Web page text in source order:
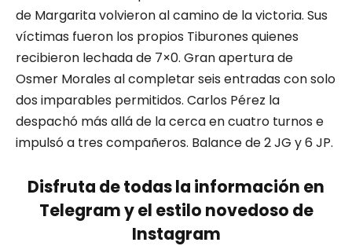
de Margarita volvieron al camino de la victoria. Sus
víctimas fueron los propios Tiburones quienes
recibieron lechada de 7×0. Gran apertura de
Osmer Morales al completar seis entradas con solo
dos imparables permitidos. Carlos Pérez la
despachó más allá de la cerca en cuatro turnos e
impulsó a tres compañeros. Balance de 2 JG y 6 JP.
Disfruta de todas la información en
Telegram y el estilo novedoso de
Instagram